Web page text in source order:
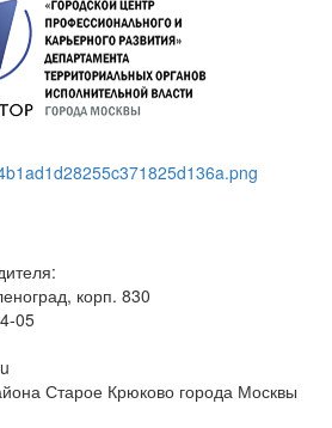
корп. 830
05
Старое Крюково города Москвы